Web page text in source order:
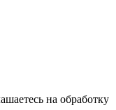
на обработку